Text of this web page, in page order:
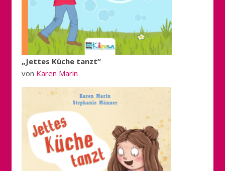
„Jettes Küche tanzt“
von Karen Marin